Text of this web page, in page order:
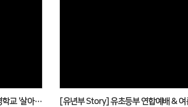
[유년부 Story] 2026 유초등부 여름성경학교 '살아가요 하나님 나라'